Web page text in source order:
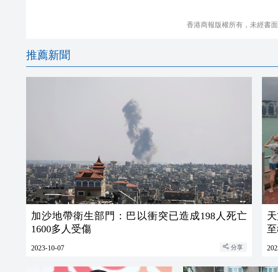
香港商報版權所有，未經書面
推薦新聞
加沙地帶衛生部門：巴以衝突已造成198人死亡
1600多人受傷
2023-10-07 分享